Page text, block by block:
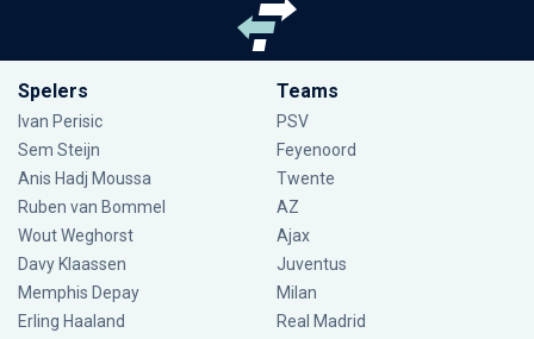
Spelers
Ivan Perisic
Sem Steijn
Anis Hadj Moussa
Ruben van Bommel
Wout Weghorst
Davy Klaassen
Memphis Depay
Erling Haaland
Teams
PSV
Feyenoord
Twente
AZ
Ajax
Juventus
Milan
Real Madrid